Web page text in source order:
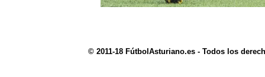
© 2011-18 FútbolAsturiano.es - Todos los